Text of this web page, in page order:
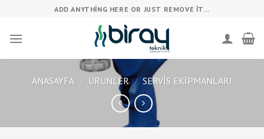
content
ADD ANYTHING HERE OR JUST REMOVE IT...
ANASAYFA / ÜRÜNLER / SERVIS EKIPMANLARI